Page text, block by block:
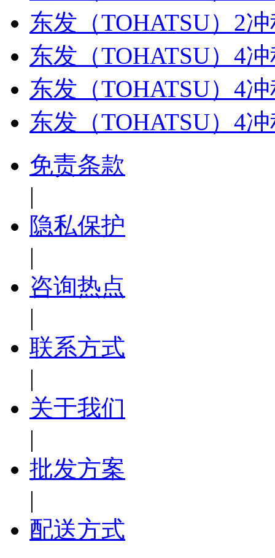
东发（TOHATSU）2
东发（TOHATSU）4
东发（TOHATSU）4
东发（TOHATSU）4
免责条款
|
隐私保护
|
咨询热点
|
联系方式
|
关于我们
|
批发方案
|
配送方式